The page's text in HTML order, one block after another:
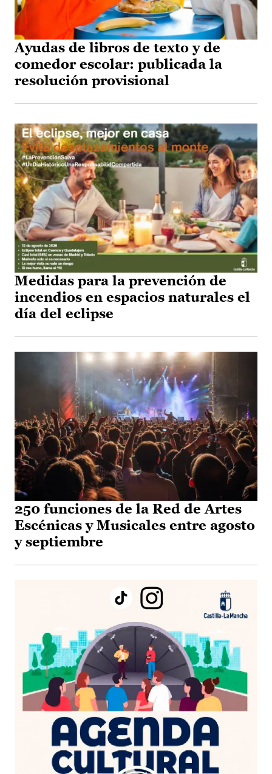
Ayudas de libros de texto y de
comedor escolar: publicada la
resolución provisional
Medidas para la prevención de
incendios en espacios naturales el
día del eclipse
250 funciones de la Red de Artes
Escénicas y Musicales entre agosto
y septiembre